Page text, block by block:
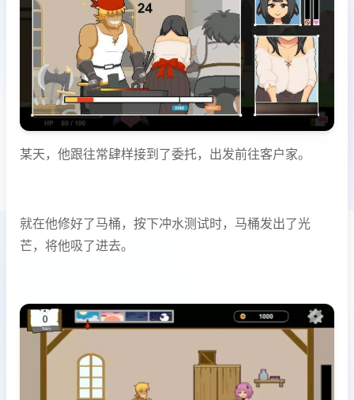
某天，他跟往常肆样接到了委托，出发前往客户家。
就在他修好了马桶，按下冲水测试时，马桶发出了光
芒，将他吸了进去。